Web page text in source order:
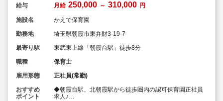
給与 月給 250,000 ～ 310,000 円
施設名
かえで保育園
勤務地
埼玉県朝霞市東弁財3-19-7
最寄り駅
東武東上線「朝霞台駅」徒歩8分
職種
保育士
雇用形態
正社員(常勤)
おすすめ
ポイント
◆朝霞台駅、北朝霞駅から徒歩圏内の認可保育園正社員
求人♪